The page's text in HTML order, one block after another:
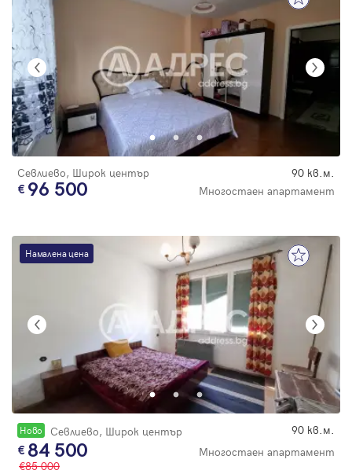
Севлиево, Широк център 90 кв.м.
96 500 Многостаен апартамент
Намалена цена
Новo Севлиево, Широк център 90 кв.м.
84 500
Многостаен апартамент
85 000